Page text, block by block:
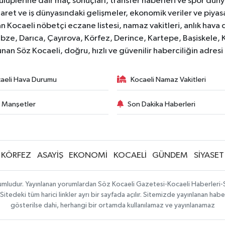
ve iş dünyasındaki gelişmeler, ekonomik veriler ve
Kocaeli nöbetçi eczane listesi, namaz vakitleri, anlık
Darıca, Çayırova, Körfez, Derince, Kartepe, Başiskele,
Söz Kocaeli, doğru, hızlı ve güvenilir haberciliğin
Hava Durumu Kocaeli Namaz Vakitleri
Manşetler Son Dakika Haberleri
KÖRFEZ ASAYİŞ EKONOMİ KOCAELİ GÜNDEM SİYASET
Yayınlanan yorumlardan Söz Kocaeli Gazetesi-Kocaeli
tüm harici linkler ayrı bir sayfada açılır. Sitemizde yayınlanan
gösterilse dahi, herhangi bir ortamda kullanılamaz ve yayınlanamaz